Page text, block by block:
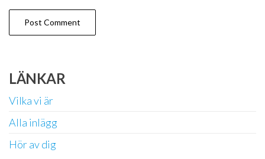
LÄNKAR
Vilka vi är
Alla inlägg
Hör av dig